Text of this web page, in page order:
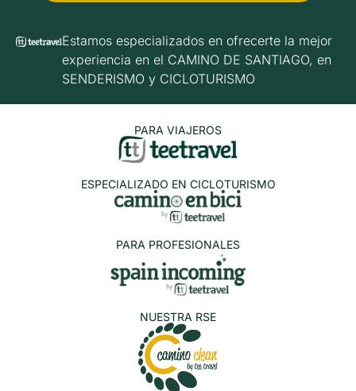
Estamos especializados en ofrecerte la mejor
experiencia en el CAMINO DE SANTIAGO, en
SENDERISMO y CICLOTURISMO
PARA VIAJEROS
ESPECIALIZADO EN CICLOTURISMO
PARA PROFESIONALES
NUESTRA RSE